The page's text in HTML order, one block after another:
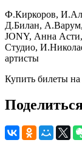
Ф.Киркоров,
Д.Билан,
JONY, Анна
Студио,
артисты
Купить билеты